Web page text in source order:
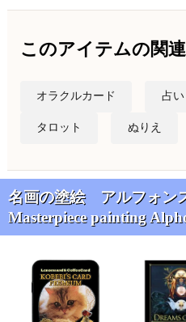
このアイテムの関
オラクルカード 占い
タロット ぬりえ
名画の塗絵 アルフォン
Masterpiece painting